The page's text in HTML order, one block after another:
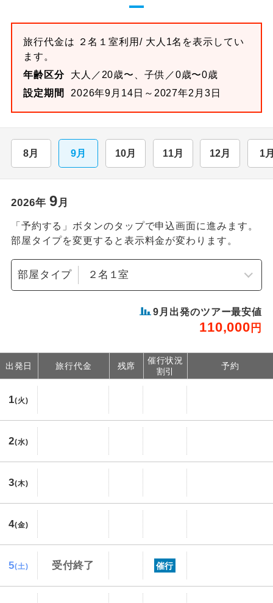
旅行代金は ２名１室利用/ 大人1名を表示してい
ます。
年齢区分
大人／20歳〜、子供／0歳〜0歳
設定期間
2026年9月14日～2027年2月3日
8月 9月 10月 11月 12月 1
2026年 9月
「予約する」ボタンのタップで申込画面に進みます。
部屋タイプを変更すると表示料金が変わります。
部屋タイプ
9 月出発のツアー最安値
110,000 円
出発日 旅行代金 残席
催行状況
割引
予約
1(火)
2(水)
3(木)
4(金)
5(土) 受付終了 催行